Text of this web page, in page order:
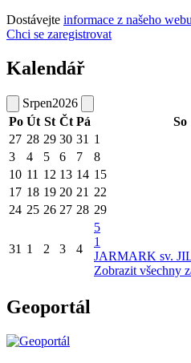
Dostávejte informace z našeho webu
Chci se zaregistrovat
Kalendář
Srpen2026
Po Út St Čt Pá So
27 28 29 30 31 1
3
4 5 6 7 8
10 11 12 13 14 15
17 18 19 20 21 22
24 25 26 27 28 29
31 1 2 3 4
5
1
JARMARK sv.
Zobrazit všechny
Geoportál